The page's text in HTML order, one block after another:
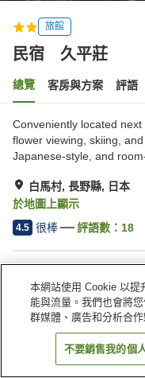
旅館
民宿 久平莊
總覽 客房與方案 評語
Conveniently located
flower viewing, skiing,
Japanese-style, and
白馬村, 長野縣, 日本
於地圖上顯示
4.5 很棒 評語數： 18
停車場
宅配服務
日本 長野縣
本網站使用 Cookie 以提
能與流量。我們也會將
群媒體、廣告和分析合作
不要銷售我的個